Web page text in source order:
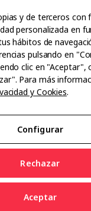
y de terceros con
personalizada en
hábitos de
pulsando en
clic en "Aceptar",
Para más
y Cookies.
Configurar
Rechazar
Aceptar
Aviso Legal
de Privacidad y
Configurar